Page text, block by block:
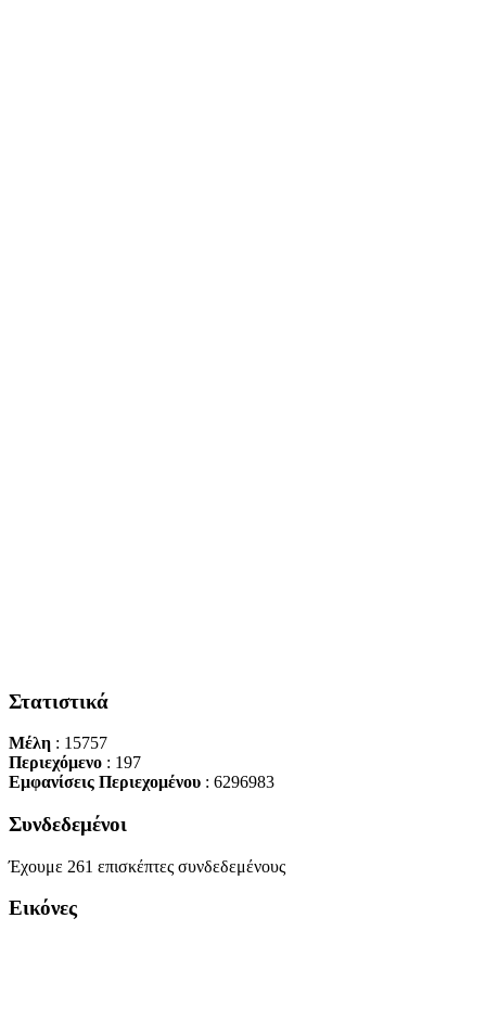
Στατιστικά
Μέλη : 15757
Περιεχόμενο : 197
Εμφανίσεις Περιεχομένου : 6296983
Συνδεδεμένοι
Έχουμε 261 επισκέπτες συνδεδεμένους
Εικόνες